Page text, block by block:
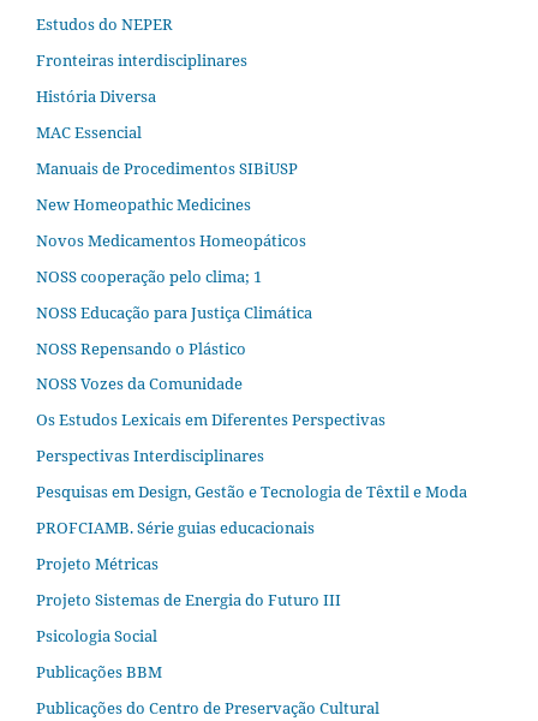
Estudos do NEPER
Fronteiras interdisciplinares
História Diversa
MAC Essencial
Manuais de Procedimentos SIBiUSP
New Homeopathic Medicines
Novos Medicamentos Homeopáticos
NOSS cooperação pelo clima; 1
NOSS Educação para Justiça Climática
NOSS Repensando o Plástico
NOSS Vozes da Comunidade
Os Estudos Lexicais em Diferentes Perspectivas
Perspectivas Interdisciplinares
Pesquisas em Design, Gestão e Tecnologia de Têxtil e Moda
PROFCIAMB. Série guias educacionais
Projeto Métricas
Projeto Sistemas de Energia do Futuro III
Psicologia Social
Publicações BBM
Publicações do Centro de Preservação Cultural